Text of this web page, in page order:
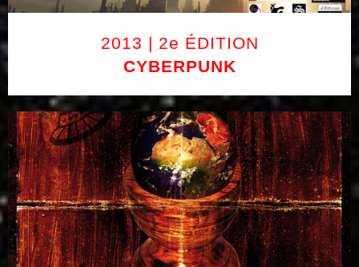
2013 | 2e ÉDITION
CYBERPUNK